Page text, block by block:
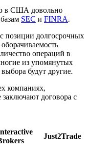
в США довольно
SEC и FINRA.
позиции долгосрочных
операций в
из упомянутых
будут другие.
компаниях,
договора с
Just2Trade